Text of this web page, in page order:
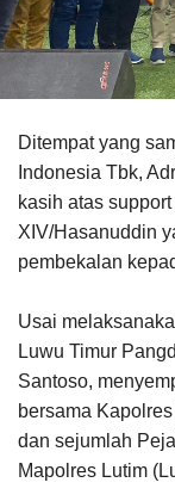
Ditempat yang
Indonesia Tbk,
kasih atas
XIV/Hasanuddin
pembekalan
Usai
Luwu Timur
Santoso,
bersama
dan sejumlah
Mapolres Lutim